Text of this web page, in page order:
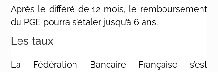
Après le différé de 12 mois, le remboursement
du PGE pourra s’étaler jusqu’à 6 ans.
Les taux
La Fédération Bancaire Française s’est